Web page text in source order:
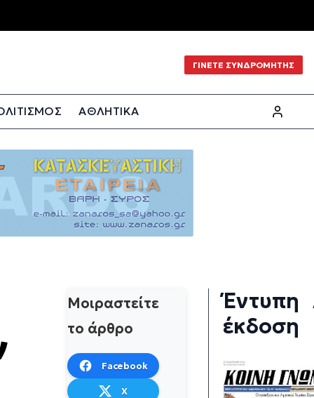
ΓΙΝΕΤΕ ΣΥΝΔΡΟΜΗΤΗΣ
ΑΘΛΗΤΙΚΑ
Μοιραστείτε
το άρθρο
Facebook
X
Έντυπη
έκδοση